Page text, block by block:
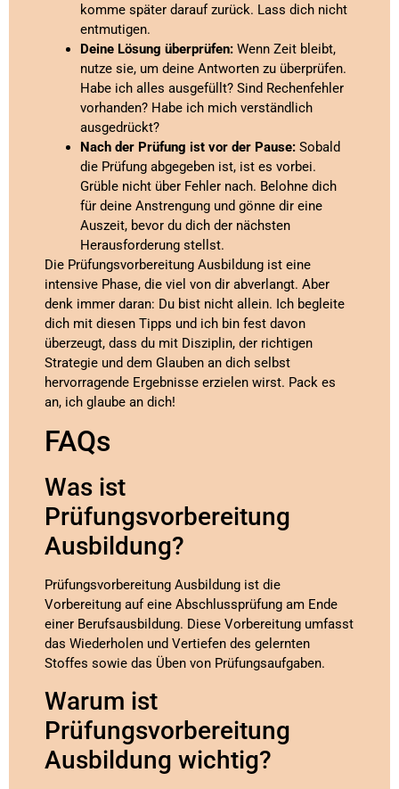
komme später darauf zurück. Lass dich nicht
entmutigen.
Deine Lösung überprüfen: Wenn Zeit bleibt,
nutze sie, um deine Antworten zu überprüfen.
Habe ich alles ausgefüllt? Sind Rechenfehler
vorhanden? Habe ich mich verständlich
ausgedrückt?
Nach der Prüfung ist vor der Pause: Sobald
die Prüfung abgegeben ist, ist es vorbei.
Grüble nicht über Fehler nach. Belohne dich
für deine Anstrengung und gönne dir eine
Auszeit, bevor du dich der nächsten
Herausforderung stellst.
Die Prüfungsvorbereitung Ausbildung ist eine
intensive Phase, die viel von dir abverlangt. Aber
denk immer daran: Du bist nicht allein. Ich begleite
dich mit diesen Tipps und ich bin fest davon
überzeugt, dass du mit Disziplin, der richtigen
Strategie und dem Glauben an dich selbst
hervorragende Ergebnisse erzielen wirst. Pack es
an, ich glaube an dich!
FAQs
Was ist
Prüfungsvorbereitung
Ausbildung?
Prüfungsvorbereitung Ausbildung ist die
Vorbereitung auf eine Abschlussprüfung am Ende
einer Berufsausbildung. Diese Vorbereitung umfasst
das Wiederholen und Vertiefen des gelernten
Stoffes sowie das Üben von Prüfungsaufgaben.
Warum ist
Prüfungsvorbereitung
Ausbildung wichtig?